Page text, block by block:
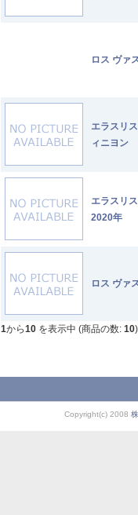
ロス ヴァ
エラスリ
ィニヨン
エラスリ
2020年
ロス ヴァ
1から10 を表示中 (商品の数: 10)
Copyright(c) 2008